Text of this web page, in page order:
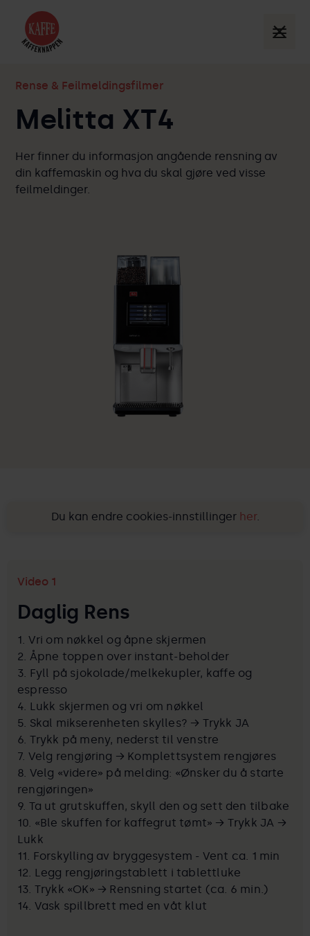
Rense & Feilmeldingsfilmer
Melitta XT4
Her finner du informasjon angående rensning av
din kaffemaskin og hva du skal gjøre ved visse
feilmeldinger.
Du kan endre cookies-innstillinger her.
Video 1
Daglig Rens
1. Vri om nøkkel og åpne skjermen
2. Åpne toppen over instant-beholder
3. Fyll på sjokolade/melkekupler, kaffe og
espresso
4. Lukk skjermen og vri om nøkkel
5. Skal mikserenheten skylles? → Trykk JA
6. Trykk på meny, nederst til venstre
7. Velg rengjøring → Komplettsystem rengjøres
8. Velg «videre» på melding: «Ønsker du å starte
rengjøringen»
9. Ta ut grutskuffen, skyll den og sett den tilbake
10. «Ble skuffen for kaffegrut tømt» → Trykk JA →
Lukk
11. Forskylling av bryggesystem - Vent ca. 1 min
12. Legg rengjøringstablett i tablettluke
13. Trykk «OK» → Rensning startet (ca. 6 min.)
14. Vask spillbrett med en våt klut